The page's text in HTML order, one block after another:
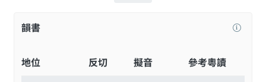
韻書
地位 反切 擬音 參考粵讀